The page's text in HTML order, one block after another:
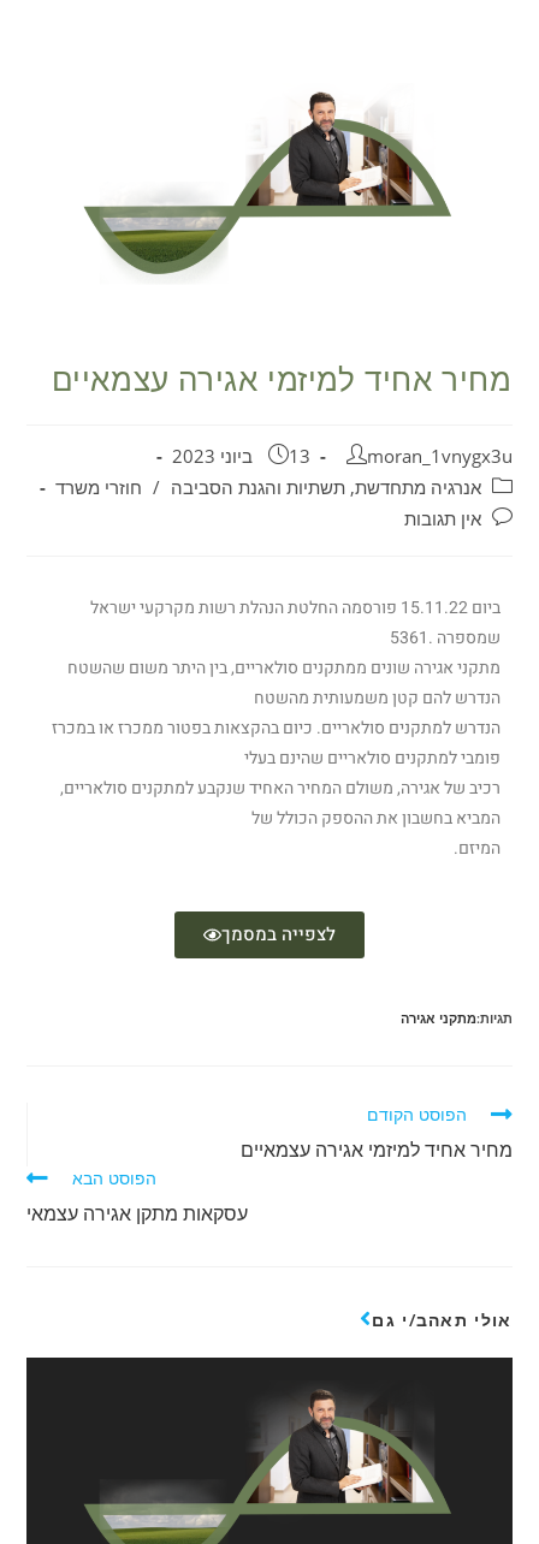
מחיר אחיד למיזמי אגירה עצמאיים
moran_1vnygx3u
13 ביוני 2023
אנרגיה מתחדשת, תשתיות והגנת הסביבה / חוזרי משרד
אין תגובות
ביום 15.11.22 פורסמה החלטת הנהלת רשות מקרקעי ישראל
שמספרה .5361
מתקני אגירה שונים ממתקנים סולאריים, בין היתר משום שהשטח
הנדרש להם קטן משמעותית מהשטח
הנדרש למתקנים סולאריים. כיום בהקצאות בפטור ממכרז או במכרז
פומבי למתקנים סולאריים שהינם בעלי
רכיב של אגירה, משולם המחיר האחיד שנקבע למתקנים סולאריים,
המביא בחשבון את ההספק הכולל של
המיזם.
לצפייה במסמך
תגיות:מתקני אגירה
הפוסט הקודם
מחיר אחיד למיזמי אגירה עצמאיים
הפוסט הבא
עסקאות מתקן אגירה עצמאי
אולי תאהב/י גם